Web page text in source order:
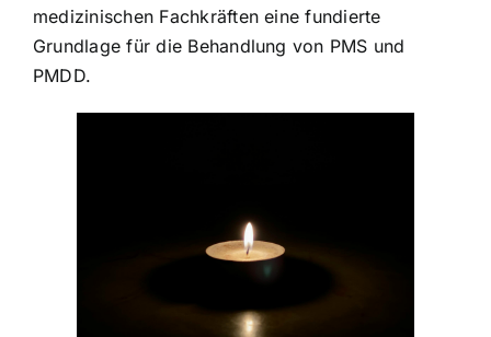
medizinischen Fachkräften eine fundierte
Grundlage für die Behandlung von PMS und
PMDD.